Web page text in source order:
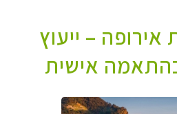
אירופה – ייעוץ
בהתאמה אישית